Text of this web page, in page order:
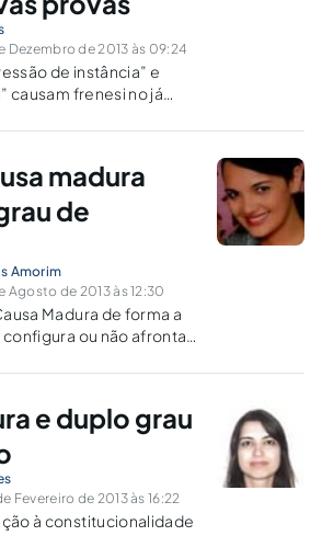
Dezembro de 2013 às 09:24
de instância” e
causam frenesi no já
desafio que vem
madura
de
Amorim
Agosto de 2013 às 12:30
Madura de forma a
ou não afronta à
seria analisado
e duplo grau
Fevereiro de 2013 às 16:22
à constitucionalidade